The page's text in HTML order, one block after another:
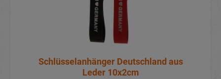
Schlüsselanhänger Deutschland aus
Leder 10x2cm